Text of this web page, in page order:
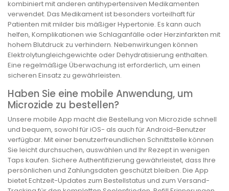
kombiniert mit anderen antihypertensiven Medikamenten
verwendet. Das Medikament ist besonders vorteilhaft für
Patienten mit milder bis mäßiger Hypertonie. Es kann auch
helfen, Komplikationen wie Schlaganfälle oder Herzinfarkten mit
hohem Blutdruck zu verhindern. Nebenwirkungen können
Elektrolytungleichgewichte oder Dehydratisierung enthalten.
Eine regelmäßige Überwachung ist erforderlich, um einen
sicheren Einsatz zu gewährleisten.
Haben Sie eine mobile Anwendung, um
Microzide zu bestellen?
Unsere mobile App macht die Bestellung von Microzide schnell
und bequem, sowohl für iOS- als auch für Android-Benutzer
verfügbar. Mit einer benutzerfreundlichen Schnittstelle können
Sie leicht durchsuchen, auswählen und Ihr Rezept in wenigen
Taps kaufen. Sichere Authentifizierung gewährleistet, dass Ihre
persönlichen und Zahlungsdaten geschützt bleiben. Die App
bietet Echtzeit-Updates zum Bestellstatus und zum Versand-